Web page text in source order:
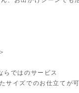
らではのサービス
サイズでのお仕立てが可